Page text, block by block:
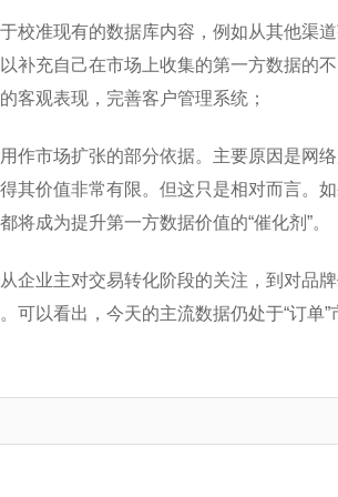
校准现有的数据库内容，例如从其他渠
补充自己在市场上收集的第一方数据的
客观表现，完善客户管理系统；
作市场扩张的部分依据。主要原因是网
其价值非常有限。但这只是相对而言。
成为提升第一方数据价值的“催化剂”。
企业主对交易转化阶段的关注，到对品
以看出，今天的主流数据仍处于“订单”